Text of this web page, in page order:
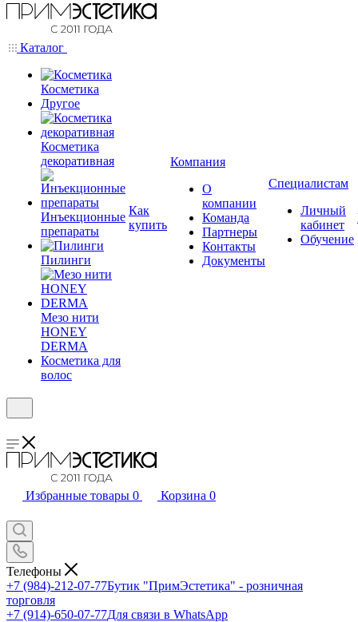
Каталог
Косметика
Другое
Косметика
декоративная
Инъекционные
препараты
Пилинги
Мезо нити
HONEY
DERMA
Косметика для
волос
Как
купить
Компания
О
компании
Команда
Партнеры
Контакты
Документы
Специалистам
Личный
кабинет
Обучение
Избранные товары 0 Корзина 0
Телефоны
+7 (984)-212-07-77Бутик "ПримЭстетика" - розничная
торговля
+7 (914)-650-07-77Для связи в WhatsApp